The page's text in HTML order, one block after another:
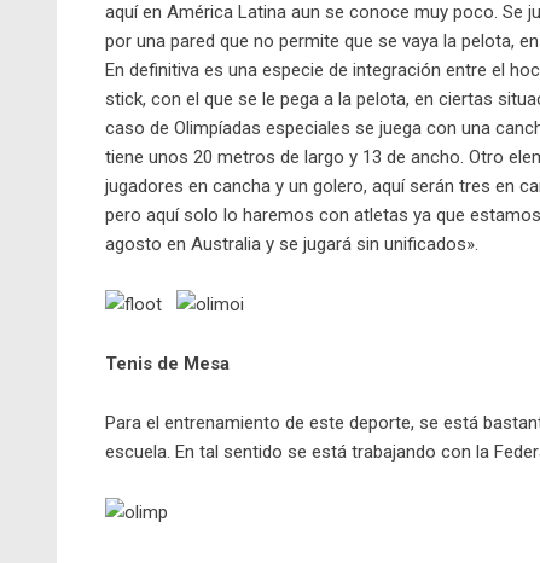
aquí en América Latina aun se conoce muy poco. Se
por una pared que no permite que se vaya la pelota,
En definitiva es una especie de integración entre el
stick, con el que se le pega a la pelota, en ciertas
caso de Olimpíadas especiales se juega con una
tiene unos 20 metros de largo y 13 de ancho. Otro
jugadores en cancha y un golero, aquí serán tres en
pero aquí solo lo haremos con atletas ya que
agosto en Australia y se jugará sin unificados».
Tenis de Mesa
Para el entrenamiento de este deporte, se está
escuela. En tal sentido se está trabajando con la